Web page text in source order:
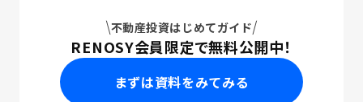
不動産投資はじめてガイド
RENOSY会員限定で無料公開中！
まずは資料をみてみる